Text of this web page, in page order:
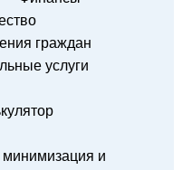
граждан
услуги
и